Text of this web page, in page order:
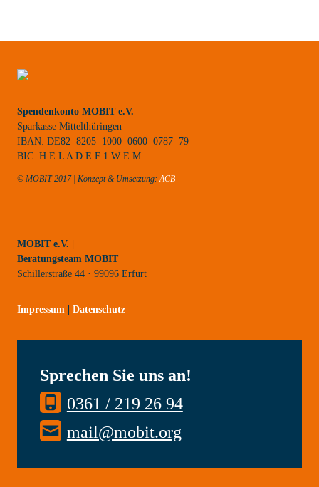
Spendenkonto MOBIT e.V.
Sparkasse Mittelthüringen
IBAN: DE82 8205 1000 0600 0787 79
BIC: H E L A D E F 1 W E M
© MOBIT 2017 | Konzept & Umsetzung:ACB
MOBIT e.V. |
Beratungsteam MOBIT
Schillerstraße 44 · 99096 Erfurt
Impressum Datenschutz
Sprechen Sie uns an!
0361 / 219 26 94
mail@mobit.org